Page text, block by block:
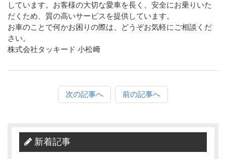
しています。お客様の大切な愛車を長く、安全にお乗りいた
だくため、質の高いサービスを提供しています。
お車のことで何かお困りの際は、どうぞお気軽にご相談くだ
さい。
株式会社タッキード 小松﨑
次の記事へ 前の記事へ
新着記事